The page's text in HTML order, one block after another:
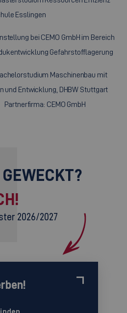
Esslingen
bei CEMO GmbH im Bereich
Gefahrstofflagerung
Maschinenbau mit
und Entwicklung, DHBW Stuttgart
CEMO GmbH
2026/2027